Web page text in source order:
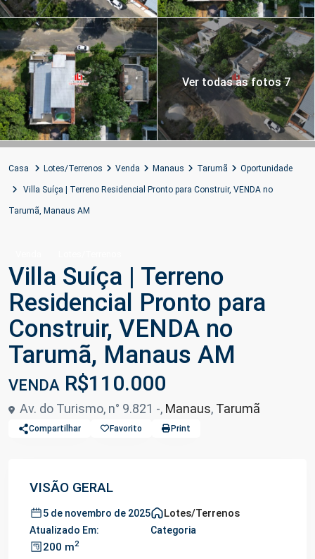
Ver todas as fotos 7
Casa Lotes/Terrenos Venda Manaus Tarumã Oportunidade
Villa Suíça | Terreno Residencial Pronto para Construir, VENDA no
Tarumã, Manaus AM
Villa Suíça | Terreno
Residencial Pronto para
Construir, VENDA no
Tarumã, Manaus AM
VENDA R$110.000
Av. do Turismo, n° 9.821 -, Manaus, Tarumã
Compartilhar Favorito Print
VISÃO GERAL
5 de novembro de 2025
Atualizado Em:
Lotes/Terrenos
Categoria
200 m2